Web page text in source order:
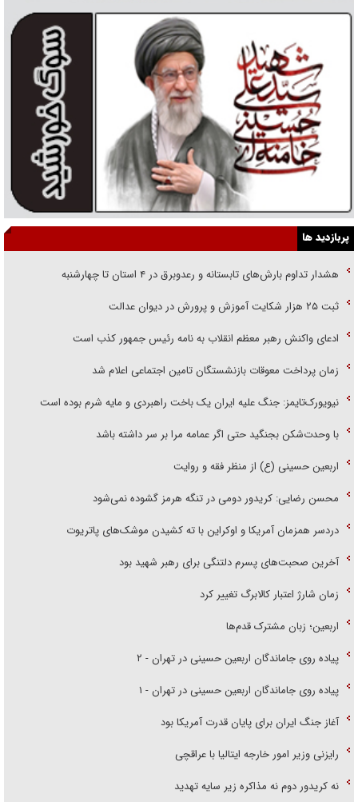
پربازدید ها
هشدار تداوم بارش‌های تابستانه و رعدوبرق در ۴ استان تا چهارشنبه
ثبت ۲۵ هزار شکایت آموزش و پرورش در دیوان عدالت
ادعای واکنش رهبر معظم انقلاب به نامه رئیس جمهور کذب است
زمان پرداخت معوقات بازنشستگان تامین اجتماعی اعلام شد
نیویورک‌تایمز: جنگ علیه ایران یک باخت راهبردی و مایه شرم بوده است
با وحدت‌شکن بجنگید حتی اگر عمامه مرا بر سر داشته باشد
اربعین حسینی (ع) از منظر فقه و روایت
محسن رضایی: کریدور دومی در تنگه هرمز گشوده نمی‌شود
دردسر همزمان آمریکا و اوکراین با ته کشیدن موشک‌های پاتریوت
آخرین صحبت‌های پسرم دلتنگی برای رهبر شهید بود
زمان شارژ اعتبار کالابرگ تغییر کرد
اربعین؛ زبان مشترک قدم‌ها
پیاده روی جاماندگان اربعین حسینی در تهران - ۲
پیاده روی جاماندگان اربعین حسینی در تهران - ۱
آغاز جنگ ایران برای پایان قدرت آمریکا بود
رایزنی وزیر امور خارجه ایتالیا با عراقچی
نه کریدور دوم نه مذاکره زیر سایه تهدید